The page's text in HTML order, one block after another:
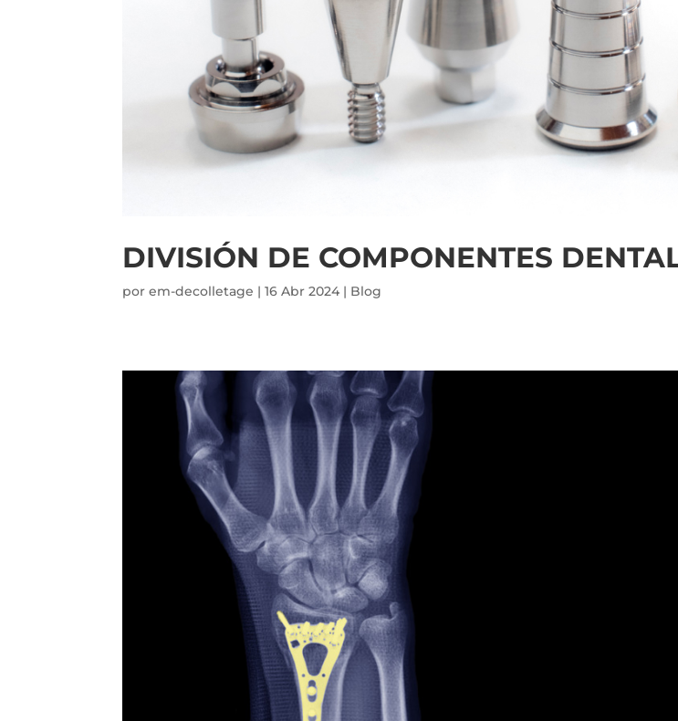
DIVISIÓN DE COMPONENTES
porem-decolletage |16 Abr 2024 | Blog